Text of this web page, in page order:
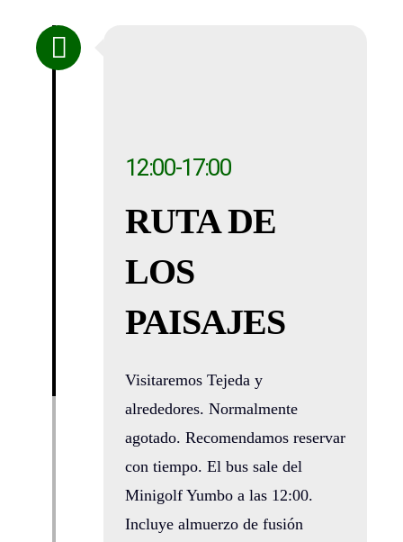
12:00-17:00
RUTA DE
LOS
PAISAJES
Visitaremos Tejeda y
alrededores. Normalmente
agotado. Recomendamos reservar
con tiempo. El bus sale del
Minigolf Yumbo a las 12:00.
Incluye almuerzo de fusión